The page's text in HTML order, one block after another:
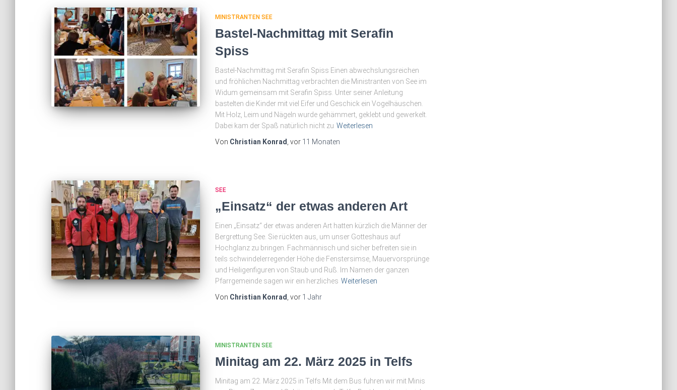
MINISTRANTEN SEE
Bastel-Nachmittag mit Serafin
Spiss
Bastel-Nachmittag mit Serafin Spiss Einen abwechslungsreichen
und fröhlichen Nachmittag verbrachten die Ministranten von See im
Widum gemeinsam mit Serafin Spiss. Unter seiner Anleitung
bastelten die Kinder mit viel Eifer und Geschick ein Vogelhäuschen.
Mit Holz, Leim und Nägeln wurde gehämmert, geklebt und gewerkelt.
Dabei kam der Spaß natürlich nicht zu Weiterlesen
Von Christian Konrad , vor 11 Monaten
SEE
„Einsatz“ der etwas anderen Art
Einen „Einsatz“ der etwas anderen Art hatten kürzlich die Männer der
Bergrettung See. Sie rückten aus, um unser Gotteshaus auf
Hochglanz zu bringen. Fachmännisch und sicher befreiten sie in
teils schwindelerregender Höhe die Fenstersimse, Mauervorsprünge
und Heiligenfiguren von Staub und Ruß. Im Namen der ganzen
Pfarrgemeinde sagen wir ein herzliches Weiterlesen
Von Christian Konrad , vor 1 Jahr
MINISTRANTEN SEE
Minitag am 22. März 2025 in Telfs
Minitag am 22. März 2025 in Telfs Mit dem Bus fuhren wir mit Minis